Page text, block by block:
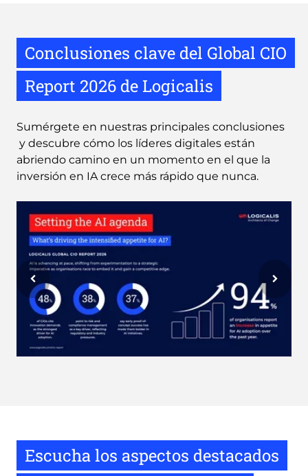
Conclusiones clave del Global CIO
Report 2026 de Logicalis
Sumérgete en nuestras principales conclusiones
y descubre cómo los líderes digitales están
abriendo camino en un momento en el que la
inversión en IA crece más rápido que nunca.
Escucha los aspectos destacados